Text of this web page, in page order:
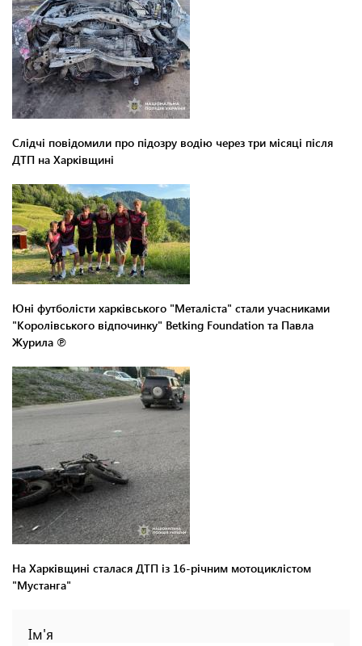
Слідчі повідомили про підозру водію через три місяці після
ДТП на Харківщині
Юні футболісти харківського "Металіста" стали учасниками
"Королівського відпочинку" Betking Foundation та Павла
Журила ℗
На Харківщині сталася ДТП із 16-річним мотоциклістом
"Мустанга"
Ім'я